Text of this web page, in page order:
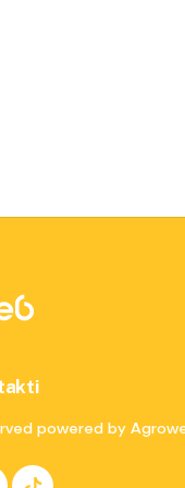
powered by